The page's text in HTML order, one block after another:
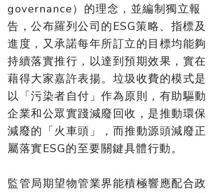
governance）的理念，並編制獨立報
告，公布羅列公司的ESG策略、指標及
進度，又承諾每年所訂立的目標均能夠
持續落實推行，以達到預期效果，實在
藉得大家嘉許表揚。垃圾收費的模式是
以「污染者自付」作為原則，有助驅動
企業和公眾實踐減廢回收，是推動環保
減廢的「火車頭」，而推動源頭減廢正
屬落實ESG的至要關鍵具體行動。
監管局期望物管業界能積極響應配合政